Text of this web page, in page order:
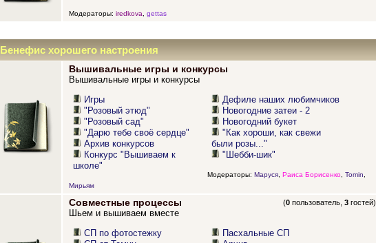
Модераторы: iredkova gettas
Бенефис хорошего настроения
Вышивальные игры и конкурсы
Вышивальные игры и конкурсы
Игры
"Розовый этюд"
"Розовый сад"
"Дарю тебе своё сердце"
Архив конкурсов
Конкурс "Вышиваем к
школе"
Дефиле наших любимчиков
Новогодние затеи - 2
Новогодний букет
"Как хороши, как свежи
были розы..."
"Шебби-шик"
Модераторы: Маруся, Раиса Борисенко, Tomin
Мирьям
Совместные процессы (0 пользователь,3 гостей)
Шьем и вышиваем вместе
СП по фотостежку
Пасхальные СП